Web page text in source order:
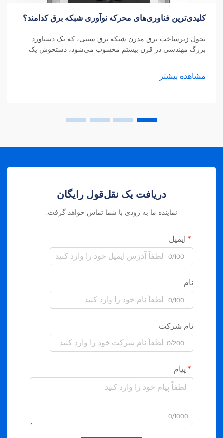
کلیدی‌ترین فناوری‌های محرکه نوآوری شبکه برق کدامند؟
تحول زیرساخت برق مدرن شبکه برق سنتی، که یک دستاورد
بزرگ مهندسی در قرن بیستم محسوب می‌شود، دستخوش یک
پیشرفت‌های زیرساختی در قرن بیست‌ویکم محسوب می‌شود که
امنیت، کارایی و پایداری تأمین انرژی را به‌طور چشمگیری
مشاهده بیشتر
دریافت یک نقل‌قول رایگان
نماینده ما به زودی با شما تماس خواهد گرفت.
ایمیل
0/100
نام
0/100
نام شرکت
0/200
پیام
0/1000